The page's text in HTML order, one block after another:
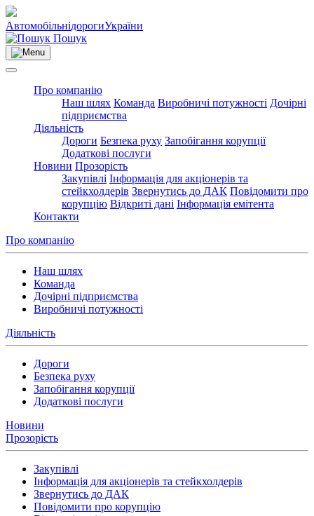
АвтомобільнідорогиУкраїни
Пошук
Про компанію
Наш шлях Команда Виробничі потужності Дочірні
підприємства
Діяльність
Дороги Безпека руху Запобігання корупції
Додаткові послуги
Новини Прозорість
Закупівлі Інформація для акціонерів та
стейкхолдерів Звернутись до ДАК Повідомити про
корупцію Відкриті дані Інформація емітента
Контакти
Про компанію
Наш шлях
Команда
Дочірні підприємства
Виробничі потужності
Діяльність
Дороги
Безпека руху
Запобігання корупції
Додаткові послуги
Новини
Прозорість
Закупівлі
Інформація для акціонерів та стейкхолдерів
Звернутись до ДАК
Повідомити про корупцію